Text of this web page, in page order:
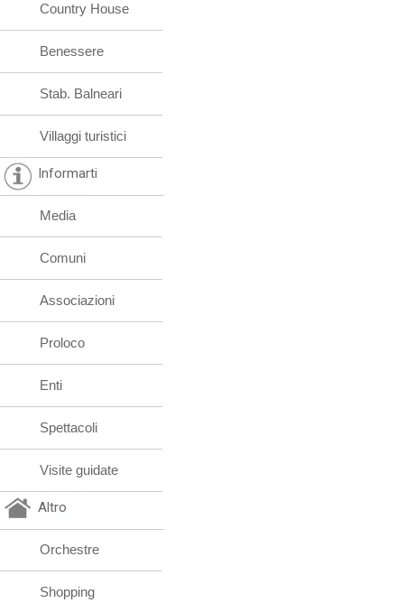
Country House
Benessere
Stab. Balneari
Villaggi turistici
Informarti
Media
Comuni
Associazioni
Proloco
Enti
Spettacoli
Visite guidate
Altro
Orchestre
Shopping